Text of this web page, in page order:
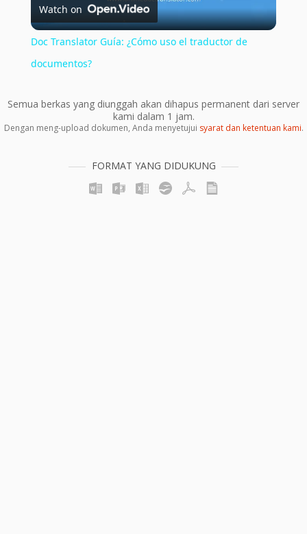
Video
Watch on
Doc Translator Guía: ¿Cómo uso el traductor de
documentos?
Semua berkas yang diunggah akan dihapus permanent dari server
kami dalam 1 jam.
Dengan meng-upload dokumen, Anda menyetujui syarat dan ketentuan kami.
FORMAT YANG DIDUKUNG